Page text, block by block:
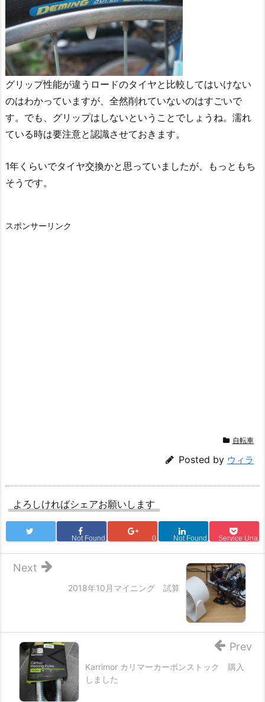
グリップ性能が違うロードのタイヤと比較してはいけない
のはわかっていますが、全然削れていないのはすごいで
す。でも、グリップはしないということでしょうね。濡れ
ている時は要注意と認識させておきます。
1年くらいでタイヤ交換かと思っていましたが、もっともち
そうです。
スポンサーリンク
自転車
Posted by ウィラ
よろしければシェアお願いします
Not Found 0 Not Found Service Una
2018年10月マイニング 試算
Next
Karrimor カリマーカーボンストック 購入
しました
Prev